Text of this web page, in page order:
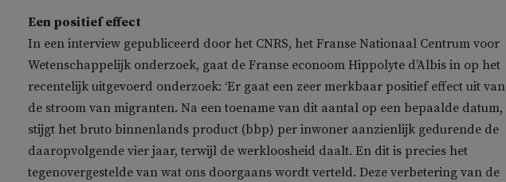
Een positief effect
In een interview gepubliceerd door het CNRS, het Franse Nationaal Centrum voor
Wetenschappelijk onderzoek, gaat de Franse econoom Hippolyte d’Albis in op het
recentelijk uitgevoerd onderzoek: ‘Er gaat een zeer merkbaar positief effect uit van
de stroom van migranten. Na een toename van dit aantal op een bepaalde datum,
stijgt het bruto binnenlands product (bbp) per inwoner aanzienlijk gedurende de
daaropvolgende vier jaar, terwijl de werkloosheid daalt. En dit is precies het
tegenovergestelde van wat ons doorgaans wordt verteld. Deze verbetering van de